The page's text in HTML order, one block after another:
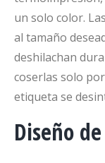
un solo color.
al tamaño
deshilachan
coserlas solo
etiqueta se
Diseño